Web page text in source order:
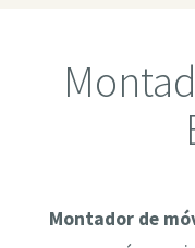
Montador de